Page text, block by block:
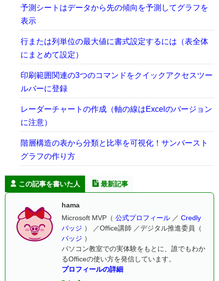
予測シートはデータから先の傾向を予測してグラフを
表示
行または列単位の最大値に書式設定するには（表全体
にまとめて設定）
印刷範囲関連の3つのコマンドをクイックアクセスツー
ルバーに登録
レーダーチャートの作成（軸の線はExcelのバージョン
に注意）
階層構造の表から分類と比率を可視化！サンバースト
グラフの作り方
この記事を書いた人 最新記事
hama
Microsoft MVP（ 公式プロフィール ／ Credly
バッジ ） ／Office講師 ／デジタル推進委員（
バッジ ）
パソコン教室での実体験をもとに、誰でもわか
るOfficeの使い方を発信しています。
プロフィールの詳細